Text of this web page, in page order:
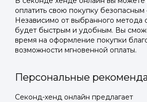
оплатить свою покупку
Независимо от выбранного метода
будет быстрым и удобным. Вы
время на оформление покупки
возможности мгновенной оплаты.
Персональные
Секонд-хенд онлайн предлагает